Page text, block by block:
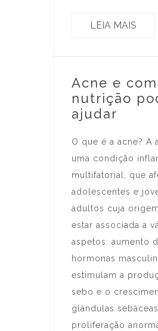
LEIA MAIS
Acne e
nutrição
ajudar
O que é a acne? A
uma condição
multifatorial, que
adolescentes e
adultos cuja
estar associada a
aspetos: aumento
hormonas
estimulam a
sebo e o
glândulas
proliferação